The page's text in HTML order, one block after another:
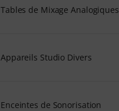
Tables de Mixage Analogiques
Appareils Studio Divers
Enceintes de Sonorisation